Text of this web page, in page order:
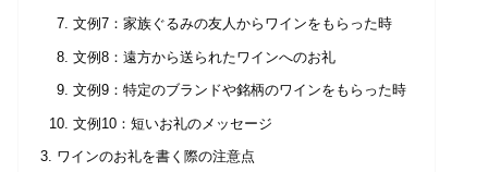
文例7：家族ぐるみの友人からワインをもらった時
文例8：遠方から送られたワインへのお礼
文例9：特定のブランドや銘柄のワインをもらった時
文例10：短いお礼のメッセージ
ワインのお礼を書く際の注意点